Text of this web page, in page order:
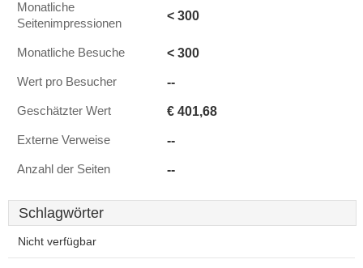
Monatliche
Seitenimpressionen
< 300
Monatliche Besuche < 300
Wert pro Besucher --
Geschätzter Wert € 401,68
Externe Verweise --
Anzahl der Seiten --
Schlagwörter
Nicht verfügbar